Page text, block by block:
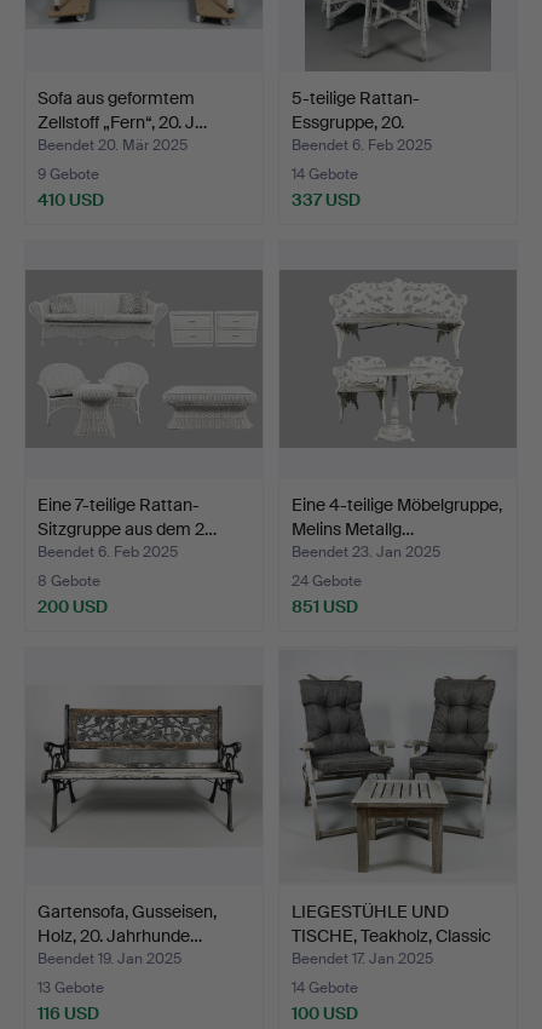
Sofa aus geformtem
Zellstoff „Fern“, 20. J…
Beendet 20. Mär 2025
9 Gebote
410 USD
5-teilige Rattan-
Essgruppe, 20.
Jahrhunder…
Beendet 6. Feb 2025
14 Gebote
337 USD
Eine 7-teilige Rattan-
Sitzgruppe aus dem 2…
Beendet 6. Feb 2025
8 Gebote
200 USD
Eine 4-teilige Möbelgruppe,
Melins Metallg…
Beendet 23. Jan 2025
24 Gebote
851 USD
Gartensofa, Gusseisen,
Holz, 20. Jahrhunde…
Beendet 19. Jan 2025
13 Gebote
116 USD
LIEGESTÜHLE UND
TISCHE, Teakholz, Classic
…
Beendet 17. Jan 2025
14 Gebote
100 USD